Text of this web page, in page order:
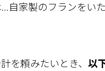
自家製のフランをいた
を頼みたいとき、 以